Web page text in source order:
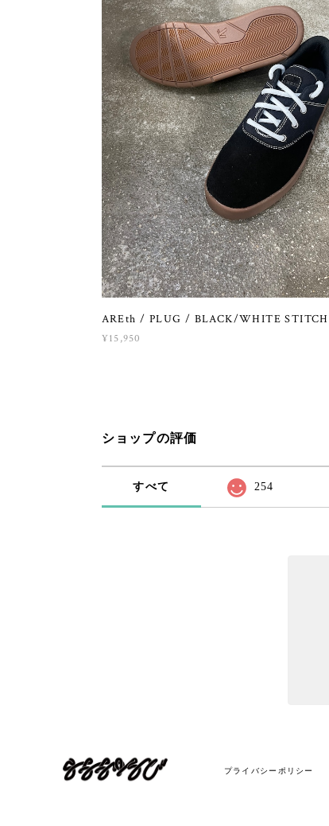
AREth / PLUG / BLACK/WHITE STITCH
¥15,950
ショップの評価
すべて 254
プライバシーポリシー